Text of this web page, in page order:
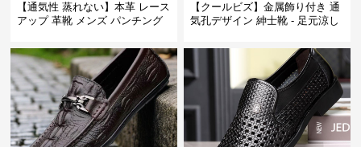
【通気性 蒸れない】本革 レース
アップ 革靴 メンズ パンチング
い 営業
【クールビズ】金属飾り付き 通
気孔デザイン 紳士靴 - 足元涼し